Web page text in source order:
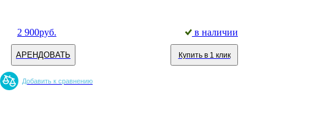
2 900руб. в наличии
АРЕНДОВАТЬ Купить в 1 клик
Добавить к сравнению